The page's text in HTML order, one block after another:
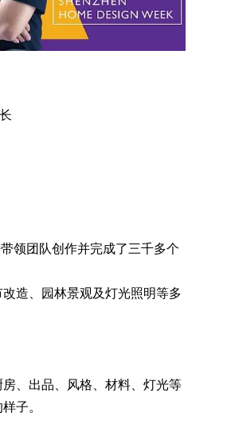
领团队创作并完成了三千多个
造、园林景观及灯光照明等多
、出品、风格、材料、灯光等
子。